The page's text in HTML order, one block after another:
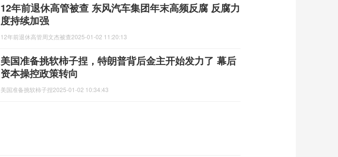
12年前退休高管被查 东风汽车集团年末高频反腐 反腐力
度持续加强
12年前退休高管周文杰被查2025-01-02 11:20:13
美国准备挑软柿子捏，特朗普背后金主开始发力了 幕后
资本操控政策转向
美国准备挑软柿子捏2025-01-02 10:34:43